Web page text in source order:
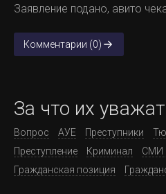
Заявление подано, авито
Комментарии (0)
За что их
Вопрос АУЕ Преступники
Преступление
Криминал СМИ
Гражданская позиция